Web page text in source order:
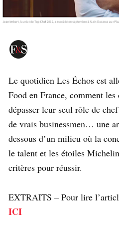
Le quotidien Les Échos est
Food en France, comment les
dépasser leur seul rôle de
de vrais businessmen… une
dessous d’un milieu où la
le talent et les étoiles
critères pour réussir.
EXTRAITS – Pour lire
ICI